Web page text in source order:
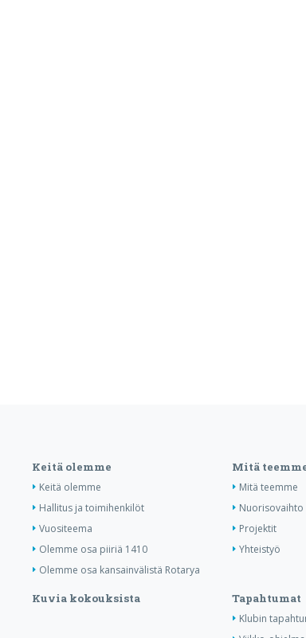
Keitä olemme
Keitä olemme
Hallitus ja toimihenkilöt
Vuositeema
Olemme osa piiriä 1410
Olemme osa kansainvälistä Rotarya
Mitä
Mitä teemme
Nuorisovaihto
Projektit
Yhteistyö
Kuvia kokouksista Tapahtumat
Klubin